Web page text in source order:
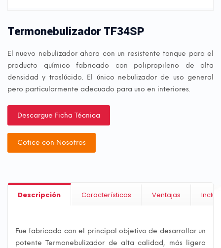
Termonebulizador TF34SP
El nuevo nebulizador ahora con un resistente tanque para el
producto químico fabricado con polipropileno de alta
densidad y traslúcido. El único nebulizador de uso general
pero particularmente adecuado para uso en interiores.
Descargue Ficha Técnica
Cotice con Nosotros
Descripción Características Ventajas
Fue fabricado con el principal objetivo de desarrollar un
potente Termonebulizador de alta calidad, más ligero